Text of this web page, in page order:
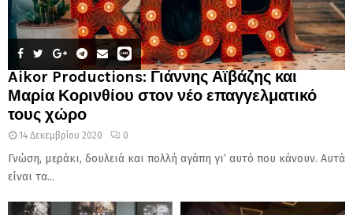
Aikor Productions: Γιάννης Αϊβάζης και
Μαρία Κορινθίου στον νέο επαγγελματικό
τους χώρο
14 Δεκεμβρίου 2020 0
Γνώση, μεράκι, δουλειά και πολλή αγάπη γι’ αυτό που κάνουν. Αυτά
είναι τα...